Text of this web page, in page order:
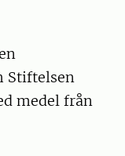
Stiftelsen
medel från